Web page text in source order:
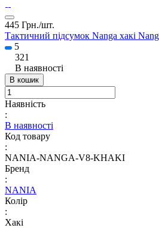
445 Грн./шт.
Тактичний підсумок Nanga хакі
5
321
В наявності
В кошик
Наявність
:
В наявності
Код товару
:
NANIA-NANGA-V8-KHAKI
Бренд
:
NANIA
Колір
:
Хакі